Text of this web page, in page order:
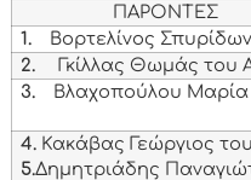
ΠΑΡΟΝΤΕΣ
1.
Βορτελίνος
2.
Γκίλλας Θωμάς του
3.
Βλαχοπούλου Μαρία
4. Κακάβας Γεώργιος
5.Δημητριάδης